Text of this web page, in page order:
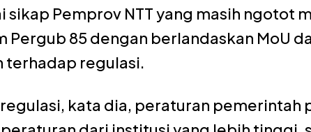
sikap Pemprov NTT yang masih ngotot
Pergub 85 dengan berlandaskan MoU
regulasi.
kata dia, peraturan pemerintah